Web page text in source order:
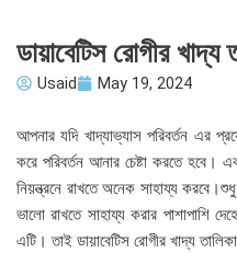
ডায়াবেটিস রোগীর খাদ্য
Usaid May 19, 2024
আপনার যদি খাদ্যাভ্যাস পরিবর্তন এর
করে পরিবর্তন আনার চেষ্টা করতে হবে।
নিয়ন্ত্রনে রাখতে অনেক সাহায্য
ভালো রাখতে সাহায্য করার পাশাপাশি
এটি । তাই ডায়াবেটিস রোগীর খাদ্য